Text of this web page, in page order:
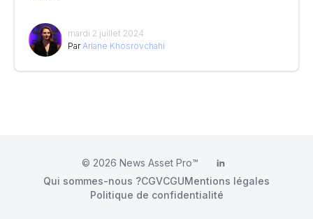
mardi 2 juillet 2024
Par Ariane Khosrovchahi
© 2026 News Asset Pro™ LinkedIn
Qui sommes-nous ?CGVCGUMentions légales
Politique de confidentialité